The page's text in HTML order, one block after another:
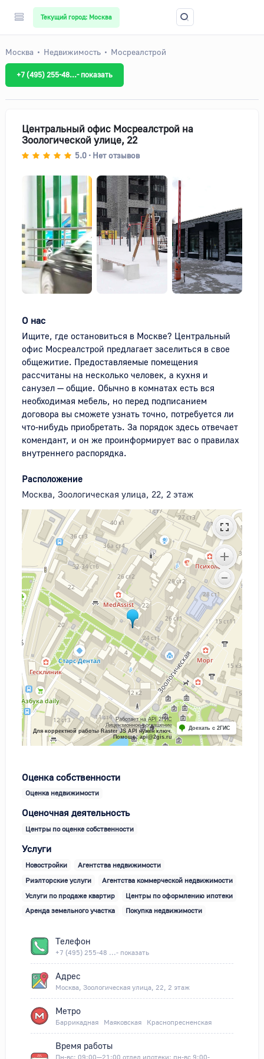
Текущий город: Москва
Москва Недвижимость Мосреалстрой
+7 (495) 255-48...- показать
Центральный офис Мосреалстрой на
Зоологической улице, 22
5.0 • Нет отзывов
О нас
Ищите, где остановиться в Москве? Центральный
офис Мосреалстрой предлагает заселиться в свое
общежитие. Предоставляемые помещения
рассчитаны на несколько человек, а кухня и
санузел — общие. Обычно в комнатах есть вся
необходимая мебель, но перед подписанием
договора вы сможете узнать точно, потребуется ли
что-нибудь приобретать. За порядок здесь отвечает
комендант, и он же проинформирует вас о правилах
внутреннего распорядка.
Расположение
Москва, Зоологическая улица, 22, 2 этаж
Работает на API 2ГИС
Лицензионное соглашение
Для корректной работы Raster JS API нужен ключ.
Помощь: api@2gis.ru
Доехать с 2ГИС
Оценка собственности
Оценка недвижимости
Оценочная деятельность
Центры по оценке собственности
Услуги
Новостройки
Агентства недвижимости
Риэлторские услуги
Агентства коммерческой недвижимости
Услуги по продаже квартир
Центры по оформлению ипотеки
Аренда земельного участка
Покупка недвижимости
Телефон
+7 (495) 255-48 ...- показать
Адрес
Москва, Зоологическая улица, 22, 2 этаж
Метро
Баррикадная Маяковская Краснопресненская
Время работы
Пн-вс: 09:00—21:00 отдел ипотеки: пн-вс 9:00-